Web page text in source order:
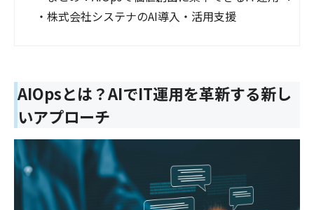
・ 株式会社システナのAI導入・活用支援
AIOpsとは？AIでIT運用を革新する新し
いアプローチ